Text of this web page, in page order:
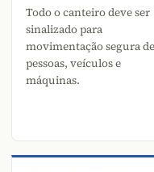
Todo o canteiro deve ser
sinalizado para
movimentação segura de
pessoas, veículos e
máquinas.